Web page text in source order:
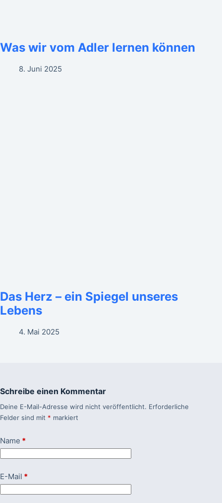
Was wir vom Adler lernen können
8. Juni 2025
Das Herz – ein Spiegel unseres
Lebens
4. Mai 2025
Schreibe einen Kommentar
Deine E-Mail-Adresse wird nicht veröffentlicht. Erforderliche
Felder sind mit * markiert
Name *
E-Mail *